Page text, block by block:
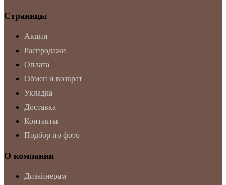
Страницы
Акции
Распродажи
Оплата
Обмен и возврат
Укладка
Доставка
Контакты
Подбор по фото
О компании
Дизайнерам